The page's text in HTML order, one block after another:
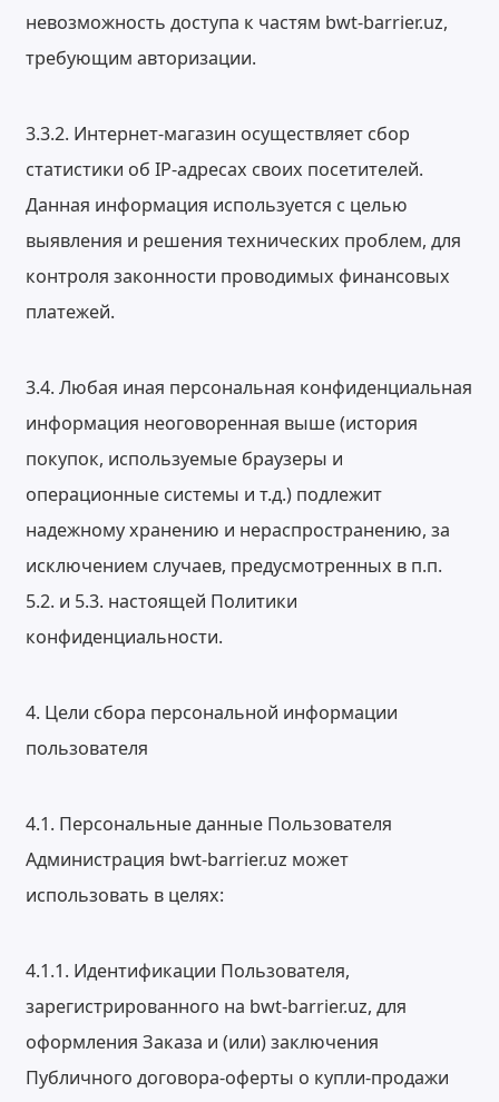
невозможность доступа к частям bwt-barrier.uz,
требующим авторизации.
3.3.2. Интернет-магазин осуществляет сбор
статистики об IP-адресах своих посетителей.
Данная информация используется с целью
выявления и решения технических проблем, для
контроля законности проводимых финансовых
платежей.
3.4. Любая иная персональная конфиденциальная
информация неоговоренная выше (история
покупок, используемые браузеры и
операционные системы и т.д.) подлежит
надежному хранению и нераспространению, за
исключением случаев, предусмотренных в п.п.
5.2. и 5.3. настоящей Политики
конфиденциальности.
4. Цели сбора персональной информации
пользователя
4.1. Персональные данные Пользователя
Администрация bwt-barrier.uz может
использовать в целях:
4.1.1. Идентификации Пользователя,
зарегистрированного на bwt-barrier.uz, для
оформления Заказа и (или) заключения
Публичного договора-оферты о купли-продажи